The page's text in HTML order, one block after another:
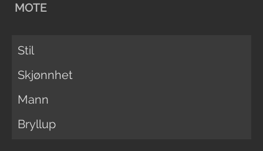
MOTE
Stil
Skjønnhet
Mann
Bryllup